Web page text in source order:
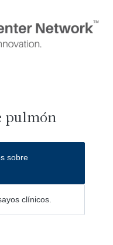
pulmón
sobre
clínicos.